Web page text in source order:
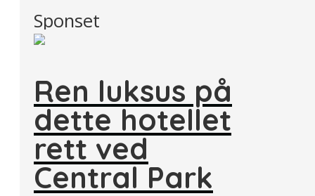
Sponset
Ren luksus på
dette hotellet
rett ved
Central Park